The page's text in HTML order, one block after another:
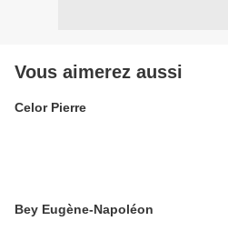
Vous aimerez aussi
Celor Pierre
Bey Eugène-Napoléon